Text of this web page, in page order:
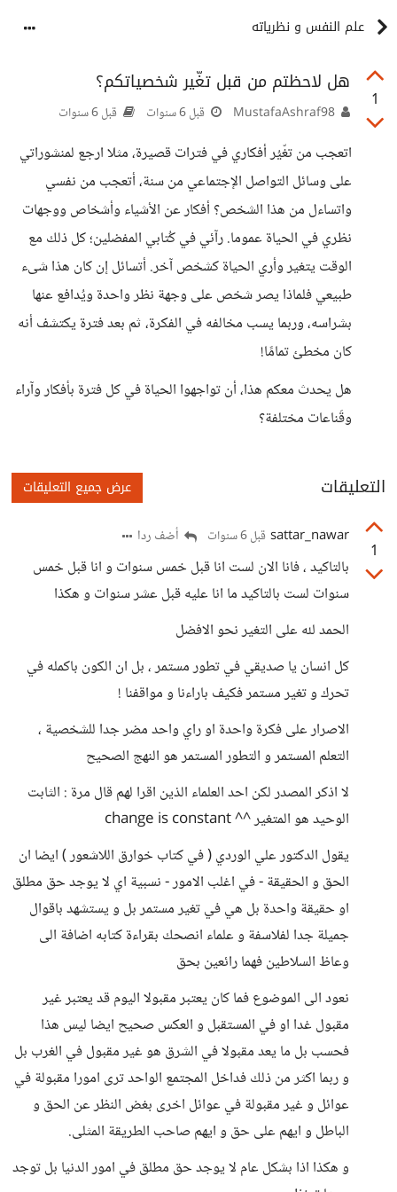
علم النفس و نظرياته
1
هل لاحظتم من قبل تغّير شخصياتكم؟
قبل 6 سنوات قبل 6 سنوات
اتعجب من تغّيُر أفكاري في فترات قصيرة، مثلا ارجع لمنشوراتي
على وسائل التواصل الإجتماعي من سنة، أتعجب من نفسي
واتساءل من هذا الشخص؟ أفكار عن الأشياء وأشخاص ووجهات
نظري في الحياة عموما. رآئي في كُتابي المفضلين؛ كل ذلك مع
الوقت يتغير وأري الحياة كشخص آخر. أتسائل إن كان هذا شىء
طبيعي فلماذا يصر شخص على وجهة نظر واحدة ويُدافع عنها
بشراسه، وربما يسب مخالفه في الفكرة، ثم بعد فترة يكتشف أنه
كان مخطئ تمامًا!
هل يحدث معكم هذا، أن تواجهوا الحياة في كل فترة بأفكار وآراء
وقَناعات مختلفة؟
التعليقات عرض جميع التعليقات
1
sattar_nawar قبل 6 سنوات أضف ردا
بالتاكيد ، فانا الان لست انا قبل خمس سنوات و انا قبل خمس
سنوات لست بالتاكيد ما انا عليه قبل عشر سنوات و هكذا
الحمد لله على التغير نحو الافضل
كل انسان يا صديقي في تطور مستمر ، بل ان الكون باكمله في
تحرك و تغير مستمر فكيف باراءنا و مواقفنا !
الاصرار على فكرة واحدة او راي واحد مضر جدا للشخصية ،
التعلم المستمر و التطور المستمر هو النهج الصحيح
لا اذكر المصدر لكن احد العلماء الذين اقرا لهم قال مرة : الثابت
الوحيد هو المتغير ^^ change is constant
يقول الدكتور علي الوردي ( في كتاب خوارق اللاشعور ) ايضا ان
الحق و الحقيقة - في اغلب الامور - نسبية اي لا يوجد حق مطلق
او حقيقة واحدة بل هي في تغير مستمر بل و يستشهد باقوال
جميلة جدا لفلاسفة و علماء انصحك بقراءة كتابه اضافة الى
وعاظ السلاطين فهما رائعين بحق
نعود الى الموضوع فما كان يعتبر مقبولا اليوم قد يعتبر غير
مقبول غدا او في المستقبل و العكس صحيح ايضا ليس هذا
فحسب بل ما يعد مقبولا في الشرق هو غير مقبول في الغرب بل
و ربما اكثر من ذلك فداخل المجتمع الواحد ترى امورا مقبولة في
عوائل و غير مقبولة في عوائل اخرى بغض النظر عن الحق و
الباطل و ايهم على حق و ايهم صاحب الطريقة المثلى.
و هكذا اذا بشكل عام لا يوجد حق مطلق في امور الدنيا بل توجد